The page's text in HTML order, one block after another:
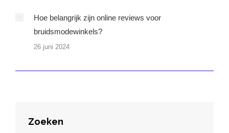
Hoe belangrijk zijn online reviews voor
bruidsmodewinkels?
26 juni 2024
Zoeken